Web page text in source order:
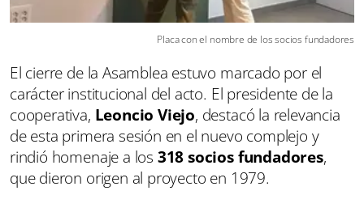
Placa con el nombre de los socios fundadores
El cierre de la Asamblea estuvo marcado por el
carácter institucional del acto. El presidente de la
cooperativa, Leoncio Viejo, destacó la relevancia
de esta primera sesión en el nuevo complejo y
rindió homenaje a los 318 socios fundadores,
que dieron origen al proyecto en 1979.